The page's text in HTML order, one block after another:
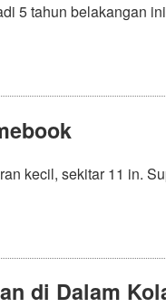
5 tahun belakangan
kecil, sekitar 11 in.
di Dalam